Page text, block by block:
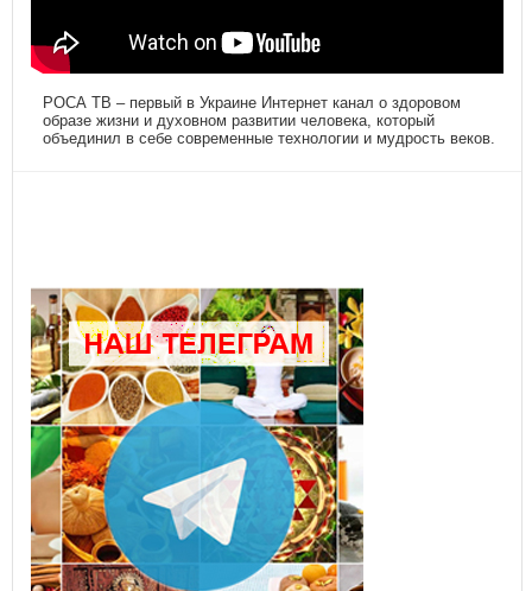
РОСА ТВ – первый в Украине Интернет канал о здоровом
образе жизни и духовном развитии человека, который
объединил в себе современные технологии и мудрость веков.